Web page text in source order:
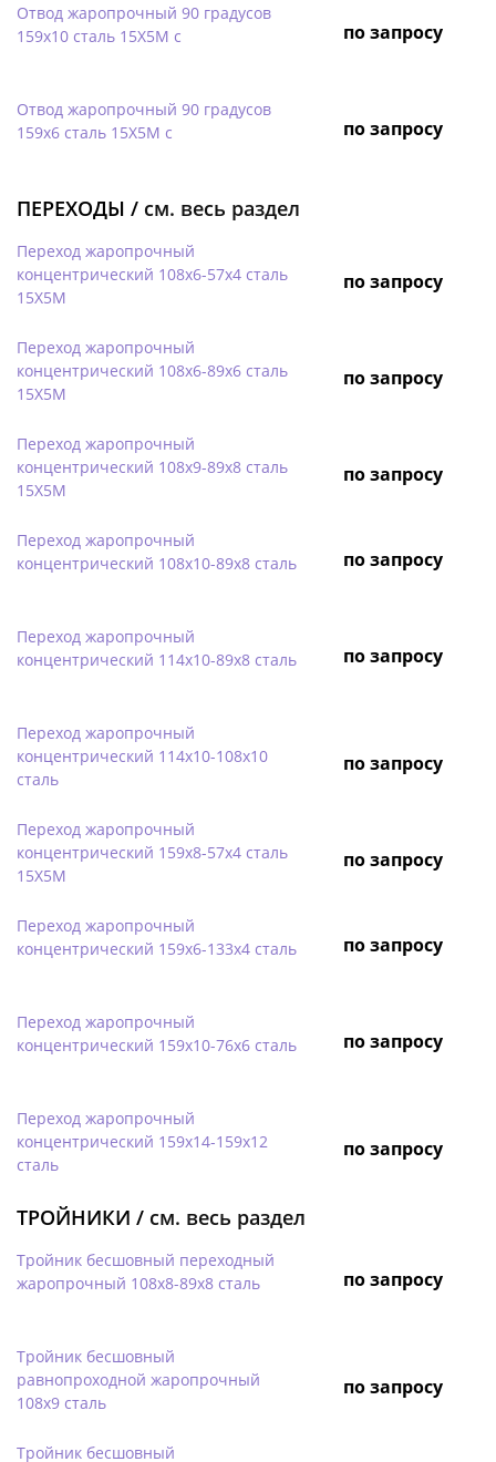
Отвод жаропрочный 90 градусов
159х10 сталь 15Х5М с
по запросу
Отвод жаропрочный 90 градусов
159х6 сталь 15Х5М с
по запросу
ПЕРЕХОДЫ / см. весь раздел
Переход жаропрочный
концентрический 108х6-57х4 сталь
15Х5М
по запросу
Переход жаропрочный
концентрический 108х6-89х6 сталь
15Х5М
по запросу
Переход жаропрочный
концентрический 108х9-89х8 сталь
15Х5М
по запросу
Переход жаропрочный
концентрический 108х10-89х8 сталь
по запросу
Переход жаропрочный
концентрический 114х10-89х8 сталь
по запросу
Переход жаропрочный
концентрический 114х10-108х10
сталь
по запросу
Переход жаропрочный
концентрический 159х8-57х4 сталь
15Х5М
по запросу
Переход жаропрочный
концентрический 159х6-133х4 сталь
по запросу
Переход жаропрочный
концентрический 159х10-76х6 сталь
по запросу
Переход жаропрочный
концентрический 159х14-159х12
сталь
по запросу
ТРОЙНИКИ / см. весь раздел
Тройник бесшовный переходный
жаропрочный 108х8-89х8 сталь
по запросу
Тройник бесшовный
равнопроходной жаропрочный
108х9 сталь
по запросу
Тройник бесшовный